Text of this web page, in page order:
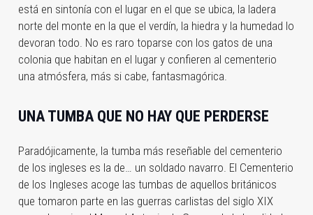
está en sintonía con el lugar en el que se ubica, la ladera
norte del monte en la que el verdín, la hiedra y la humedad lo
devoran todo. No es raro toparse con los gatos de una
colonia que habitan en el lugar y confieren al cementerio
una atmósfera, más si cabe, fantasmagórica.
UNA TUMBA QUE NO HAY QUE PERDERSE
Paradójicamente, la tumba más reseñable del cementerio
de los ingleses es la de… un soldado navarro. El Cementerio
de los Ingleses acoge las tumbas de aquellos británicos
que tomaron parte en las guerras carlistas del siglo XIX